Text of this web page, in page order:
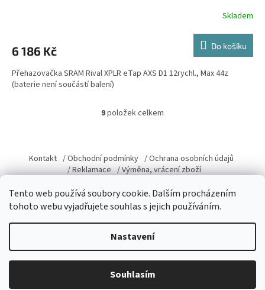
Tento web používá soubory cookie. Dalším procházením
tohoto webu vyjadřujete souhlas s jejich používáním.
Nastavení
Souhlasím
Skladem
6 186 Kč Do košíku
Přehazovačka SRAM Rival XPLR eTap AXS D1 12rychl., Max 44z
(baterie není součástí balení)
O
d
a
í
p
k
y
v
ý
p
9položek celkem
p
a
Kontakt / Obchodní podmínky / Ochrana osobních údajů
/ Reklamace / Výměna, vrácení zboží
Copyright 2026Domacky.cz. Všechna práva vyhrazena.Upravit
nastavení cookies